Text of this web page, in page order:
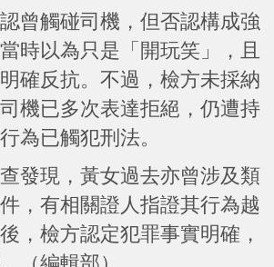
曾觸碰司機，但否認構成強
時以為只是「開玩笑」，且
確反抗。不過，檢方未採納
機已多次表達拒絕，仍遭持
為已觸犯刑法。
發現，黃女過去亦曾涉及類
，有相關證人指證其行為越
，檢方認定犯罪事實明確，